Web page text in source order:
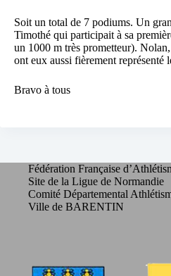
Soit un total de 7 podiums. Un
Timothé qui participait à sa
un 1000 m très prometteur).
ont eux aussi fièrement représenté
Bravo à tous
Fédération Française
Site de la Ligue de Normandie
Comité Départemental
Ville de BARENTIN